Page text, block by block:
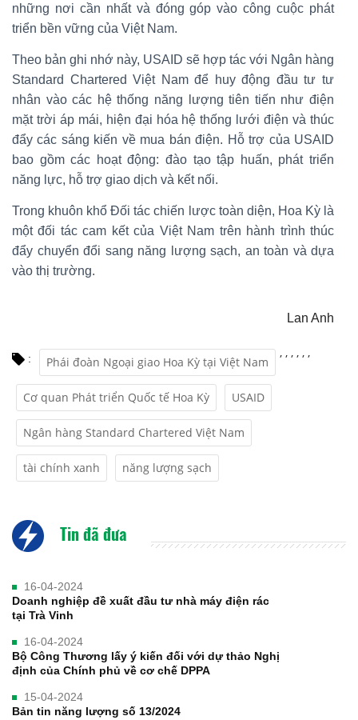
những nơi cần nhất và đóng góp vào công cuộc phát
triển bền vững của Việt Nam.
Theo bản ghi nhớ này, USAID sẽ hợp tác với Ngân hàng
Standard Chartered Việt Nam để huy động đầu tư tư
nhân vào các hệ thống năng lượng tiên tiến như điện
mặt trời áp mái, hiện đại hóa hệ thống lưới điện và thúc
đẩy các sáng kiến về mua bán điện. Hỗ trợ của USAID
bao gồm các hoạt động: đào tạo tập huấn, phát triển
năng lực, hỗ trợ giao dịch và kết nối.
Trong khuôn khổ Đối tác chiến lược toàn diện, Hoa Kỳ là
một đối tác cam kết của Việt Nam trên hành trình thúc
đẩy chuyển đổi sang năng lượng sạch, an toàn và dựa
vào thị trường.
Lan Anh
: Phái đoàn Ngoại giao Hoa Kỳ tại Việt Nam
,
Cơ quan Phát triển Quốc tế Hoa Kỳ
,
USAID
,
Ngân hàng Standard Chartered Việt Nam
,
tài chính xanh
,
năng lượng sạch
,
Tin đã đưa
16-04-2024
Doanh nghiệp đề xuất đầu tư nhà máy điện rác
tại Trà Vinh
16-04-2024
Bộ Công Thương lấy ý kiến đối với dự thảo Nghị
định của Chính phủ về cơ chế DPPA
15-04-2024
Bản tin năng lượng số 13/2024